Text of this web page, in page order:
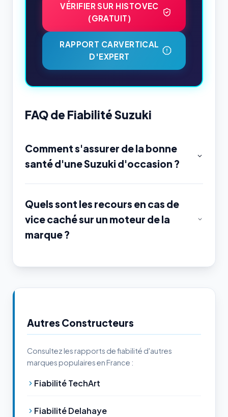
VÉRIFIER SUR HISTOVEC
(GRATUIT)
RAPPORT CARVERTICAL
D'EXPERT
FAQ de Fiabilité Suzuki
Comment s'assurer de la bonne
santé d'une Suzuki d'occasion ?
Quels sont les recours en cas de
vice caché sur un moteur de la
marque ?
Autres Constructeurs
Consultez les rapports de fiabilité d'autres
marques populaires en France :
Fiabilité TechArt
Fiabilité Delahaye